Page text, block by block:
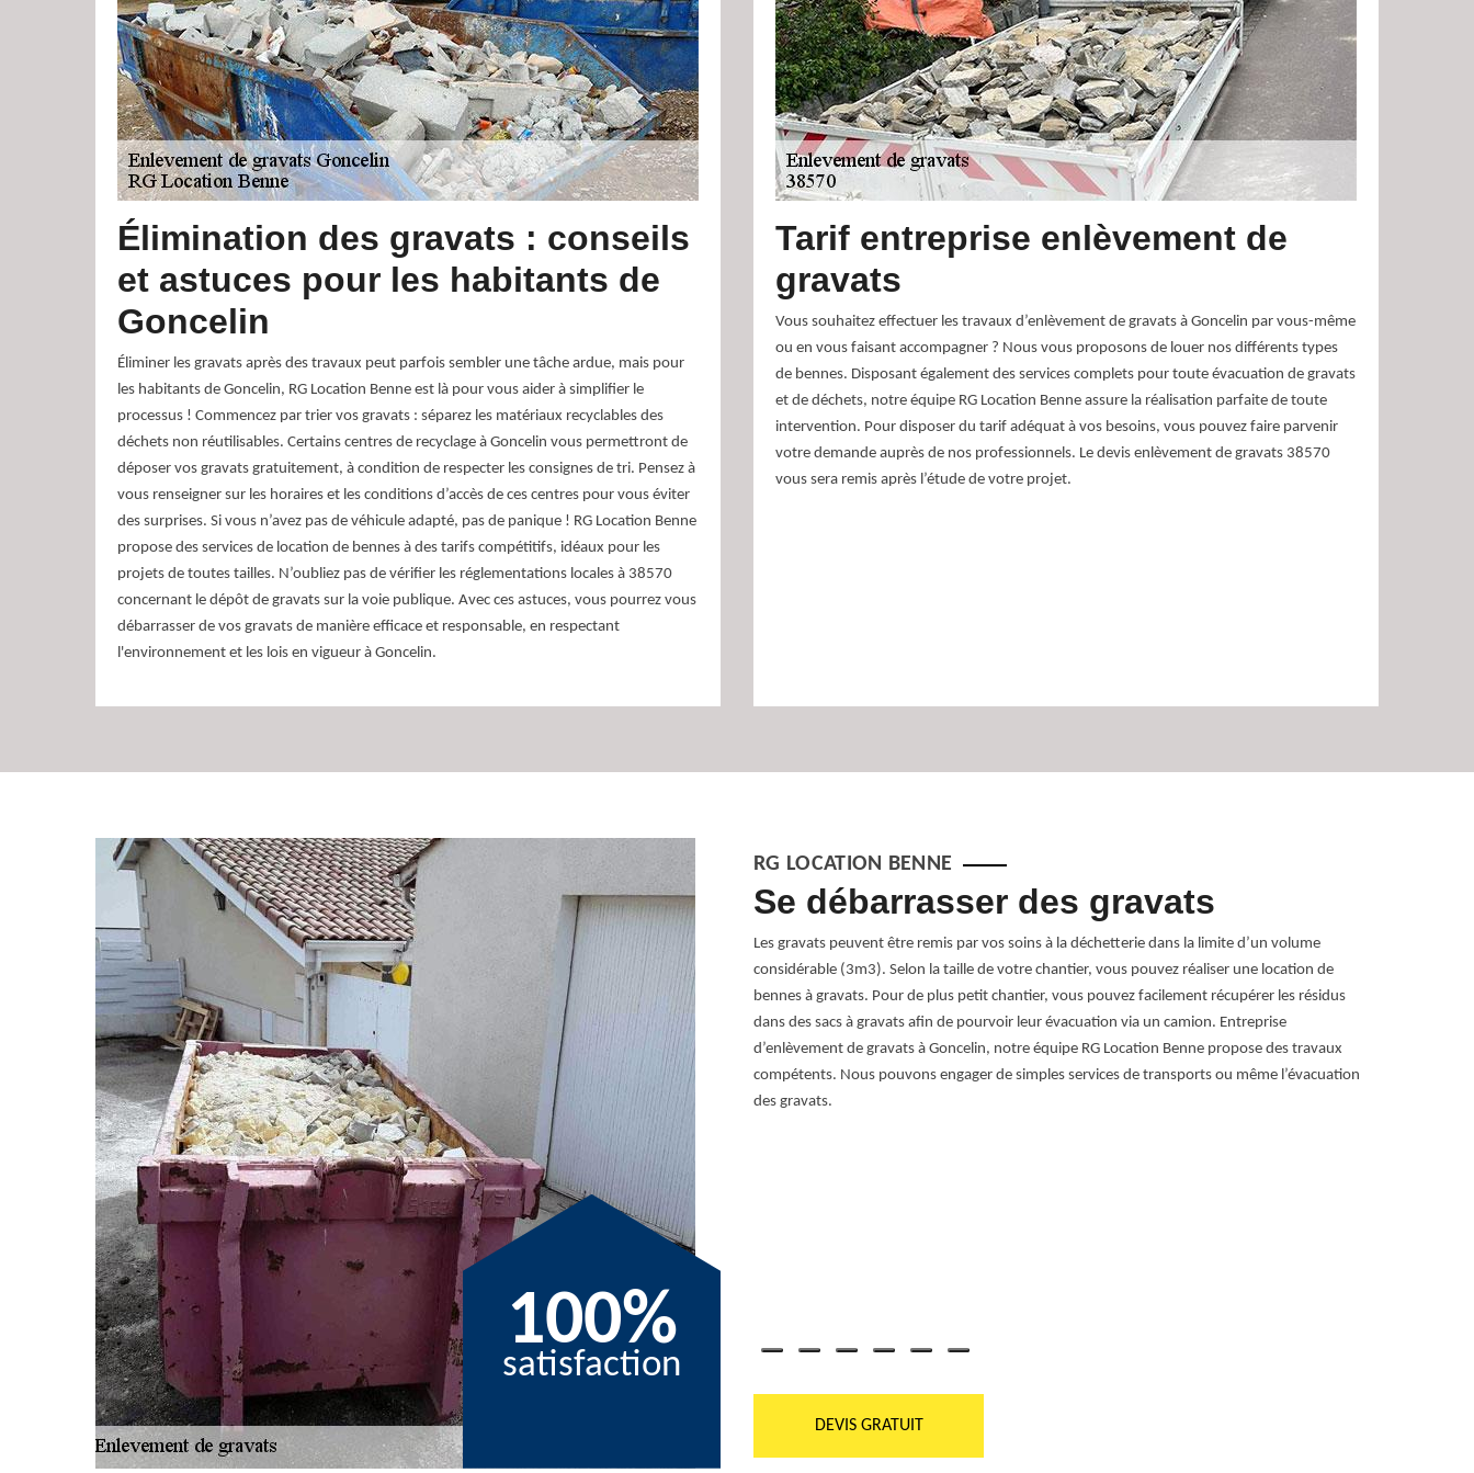
Élimination des gravats : conseils
et astuces pour les habitants de
Goncelin
Éliminer les gravats après des travaux peut parfois sembler une tâche ardue, mais pour
les habitants de Goncelin, RG Location Benne est là pour vous aider à simplifier le
processus ! Commencez par trier vos gravats : séparez les matériaux recyclables des
déchets non réutilisables. Certains centres de recyclage à Goncelin vous permettront de
déposer vos gravats gratuitement, à condition de respecter les consignes de tri. Pensez à
vous renseigner sur les horaires et les conditions d’accès de ces centres pour vous éviter
des surprises. Si vous n’avez pas de véhicule adapté, pas de panique ! RG Location Benne
propose des services de location de bennes à des tarifs compétitifs, idéaux pour les
projets de toutes tailles. N’oubliez pas de vérifier les réglementations locales à 38570
concernant le dépôt de gravats sur la voie publique. Avec ces astuces, vous pourrez vous
débarrasser de vos gravats de manière efficace et responsable, en respectant
l'environnement et les lois en vigueur à Goncelin.
Tarif entreprise enlèvement de
gravats
Vous souhaitez effectuer les travaux d’enlèvement de gravats à Goncelin par vous-même
ou en vous faisant accompagner ? Nous vous proposons de louer nos différents types
de bennes. Disposant également des services complets pour toute évacuation de gravats
et de déchets, notre équipe RG Location Benne assure la réalisation parfaite de toute
intervention. Pour disposer du tarif adéquat à vos besoins, vous pouvez faire parvenir
votre demande auprès de nos professionnels. Le devis enlèvement de gravats 38570
vous sera remis après l’étude de votre projet.
100%
satisfaction
RG LOCATION BENNE
Devis enlèvement de gravats
Afin de faciliter votre tâche sur la construction des bâtiments, les prestataires en enlèvements
de gravats font leurs apparitions afin de pouvoir vous venir en aide sur l’enlèvement de gravats
sur votre chantier. Cette prestation consiste au chargement des gravats dans les sacs, le
transport ainsi que le traitement des déchets. Pour que vous ayez une notion fiable sur le prix
d’enlèvement de vos gravats, nous vous recommandons de ne pas hésiter à effectuer une
demande de devis. Cela est faisable gratuitement et sans engagement aussi.
Se débarrasser des gravats
Les gravats peuvent être remis par vos soins à la déchetterie dans la limite d’un volume
considérable (3m3). Selon la taille de votre chantier, vous pouvez réaliser une location de
bennes à gravats. Pour de plus petit chantier, vous pouvez facilement récupérer les résidus
dans des sacs à gravats afin de pourvoir leur évacuation via un camion. Entreprise
d’enlèvement de gravats à Goncelin, notre équipe RG Location Benne propose des travaux
compétents. Nous pouvons engager de simples services de transports ou même l’évacuation
des gravats.
DEVIS GRATUIT